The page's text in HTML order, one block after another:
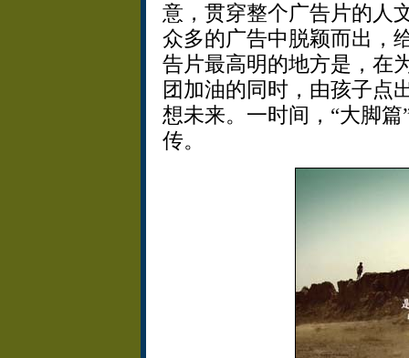
意，贯穿整个广告片的人
众多的广告中脱颖而出，
告片最高明的地方是，在
团加油的同时，由孩子点
想未来。一时间，“大脚
传。